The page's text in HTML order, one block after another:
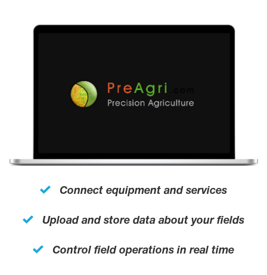
Connect equipment and services
Upload and store data about your fields
Control field operations in real time